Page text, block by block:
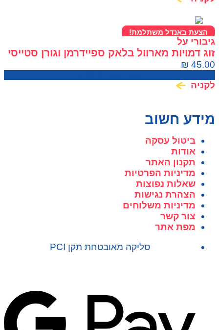
הצעת באנדל משתלמת!
גיבורי על
זוג דמויות מארוול בלאק ספיידרמן וגורן סטייסי
Marvel Spidey and His Amazing Friends
₪ 45.00
לקניה
מידע חשוב
ביטול עסקה
אודות
תקנון האתר
מדיניות הפרטיות
שאלות נפוצות
הצהרת נגישות
מדיניות משלוחים
צור קשר
מפת אתר
סליקה מאובטחת תקן PCI